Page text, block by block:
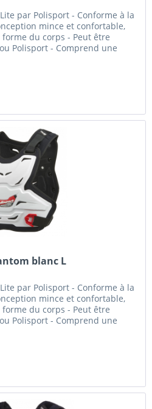
par Polisport - Conforme à la
mince et confortable,
du corps - Peut être
Polisport - Comprend une
blanc L
par Polisport - Conforme à la
mince et confortable,
du corps - Peut être
Polisport - Comprend une